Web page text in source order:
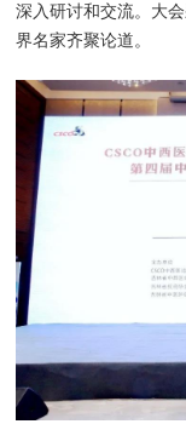
深入研讨和交流。大
界名家齐聚论道。